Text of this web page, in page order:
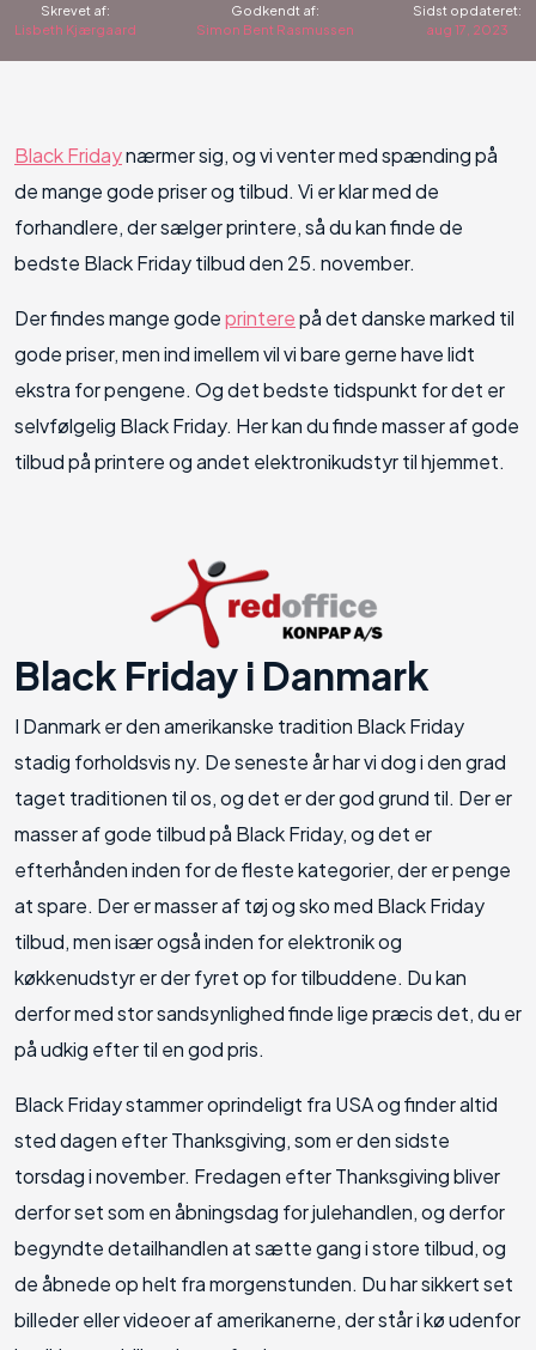
Skrevet af:
Lisbeth Kjærgaard
Godkendt af:
Simon Bent Rasmussen
Sidst opdateret:
aug 17, 2023
Black Fridaynærmer sig, og vi venter med spænding på
de mange gode priser og tilbud. Vi er klar med de
forhandlere, der sælger printere, så du kan finde de
bedste Black Friday tilbud den 25. november.
Der findes mange godeprinterepå det danske marked til
gode priser, men ind imellem vil vi bare gerne have lidt
ekstra for pengene. Og det bedste tidspunkt for det er
selvfølgelig Black Friday. Her kan du finde masser af gode
tilbud på printere og andet elektronikudstyr til hjemmet.
Black Friday i Danmark
I Danmark er den amerikanske tradition Black Friday
stadig forholdsvis ny. De seneste år har vi dog i den grad
taget traditionen til os, og det er der god grund til. Der er
masser af gode tilbud på Black Friday, og det er
efterhånden inden for de fleste kategorier, der er penge
at spare. Der er masser af tøj og sko med Black Friday
tilbud, men især også inden for elektronik og
køkkenudstyr er der fyret op for tilbuddene. Du kan
derfor med stor sandsynlighed finde lige præcis det, du er
på udkig efter til en god pris.
Black Friday stammer oprindeligt fra USA og finder altid
sted dagen efter Thanksgiving, som er den sidste
torsdag i november. Fredagen efter Thanksgiving bliver
derfor set som en åbningsdag for julehandlen, og derfor
begyndte detailhandlen at sætte gang i store tilbud, og
de åbnede op helt fra morgenstunden. Du har sikkert set
billeder eller videoer af amerikanerne, der står i kø udenfor